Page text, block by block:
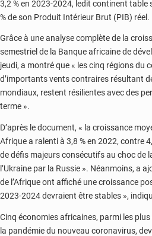
3,2 % en 2023-2024, ledit continent table
% de son Produit Intérieur Brut (PIB) réel.
Grâce à une analyse complète de la
semestriel de la Banque africaine de
jeudi, a montré que « les cinq régions du
d’importants vents contraires résultant
mondiaux, restent résilientes avec des
terme ».
D’après le document, « la croissance
Afrique a ralenti à 3,8 % en 2022, contre
de défis majeurs consécutifs au choc de
l’Ukraine par la Russie ». Néanmoins, a
de l’Afrique ont affiché une croissance
2023-2024 devraient être stables »,
Cinq économies africaines, parmi les
la pandémie du nouveau coronavirus,